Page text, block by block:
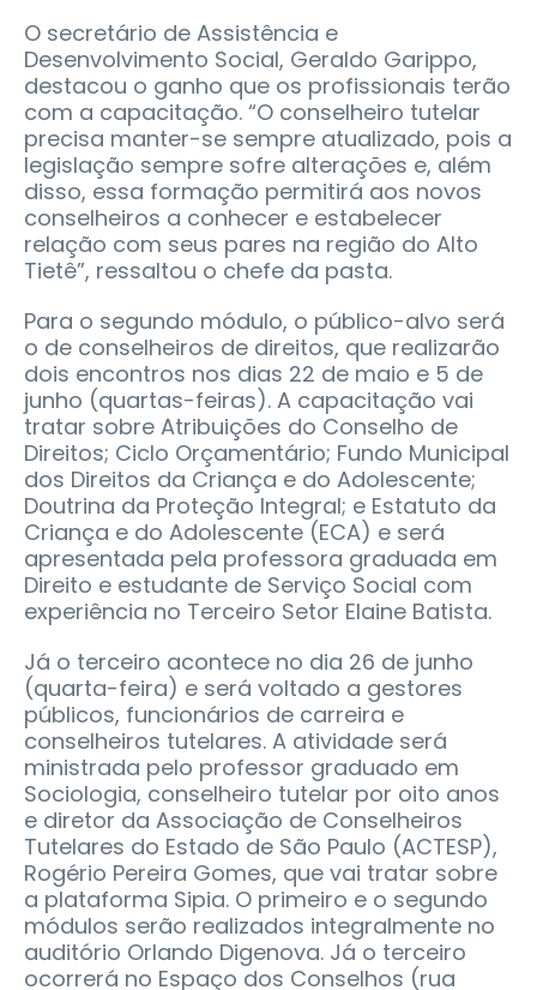
O secretário de Assistência e
Desenvolvimento Social, Geraldo Garippo,
destacou o ganho que os profissionais terão
com a capacitação. “O conselheiro tutelar
precisa manter-se sempre atualizado, pois a
legislação sempre sofre alterações e, além
disso, essa formação permitirá aos novos
conselheiros a conhecer e estabelecer
relação com seus pares na região do Alto
Tietê”, ressaltou o chefe da pasta.
Para o segundo módulo, o público-alvo será
o de conselheiros de direitos, que realizarão
dois encontros nos dias 22 de maio e 5 de
junho (quartas-feiras). A capacitação vai
tratar sobre Atribuições do Conselho de
Direitos; Ciclo Orçamentário; Fundo Municipal
dos Direitos da Criança e do Adolescente;
Doutrina da Proteção Integral; e Estatuto da
Criança e do Adolescente (ECA) e será
apresentada pela professora graduada em
Direito e estudante de Serviço Social com
experiência no Terceiro Setor Elaine Batista.
Já o terceiro acontece no dia 26 de junho
(quarta-feira) e será voltado a gestores
públicos, funcionários de carreira e
conselheiros tutelares. A atividade será
ministrada pelo professor graduado em
Sociologia, conselheiro tutelar por oito anos
e diretor da Associação de Conselheiros
Tutelares do Estado de São Paulo (ACTESP),
Rogério Pereira Gomes, que vai tratar sobre
a plataforma Sipia. O primeiro e o segundo
módulos serão realizados integralmente no
auditório Orlando Digenova. Já o terceiro
ocorrerá no Espaço dos Conselhos (rua